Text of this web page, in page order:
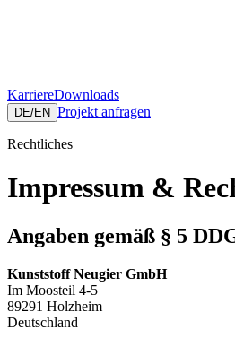
KarriereDownloads
DE/EN Projekt anfragen
Rechtliches
Impressum &
Angaben gemäß § 5
Kunststoff Neugier GmbH
Im Moosteil 4-5
89291 Holzheim
Deutschland